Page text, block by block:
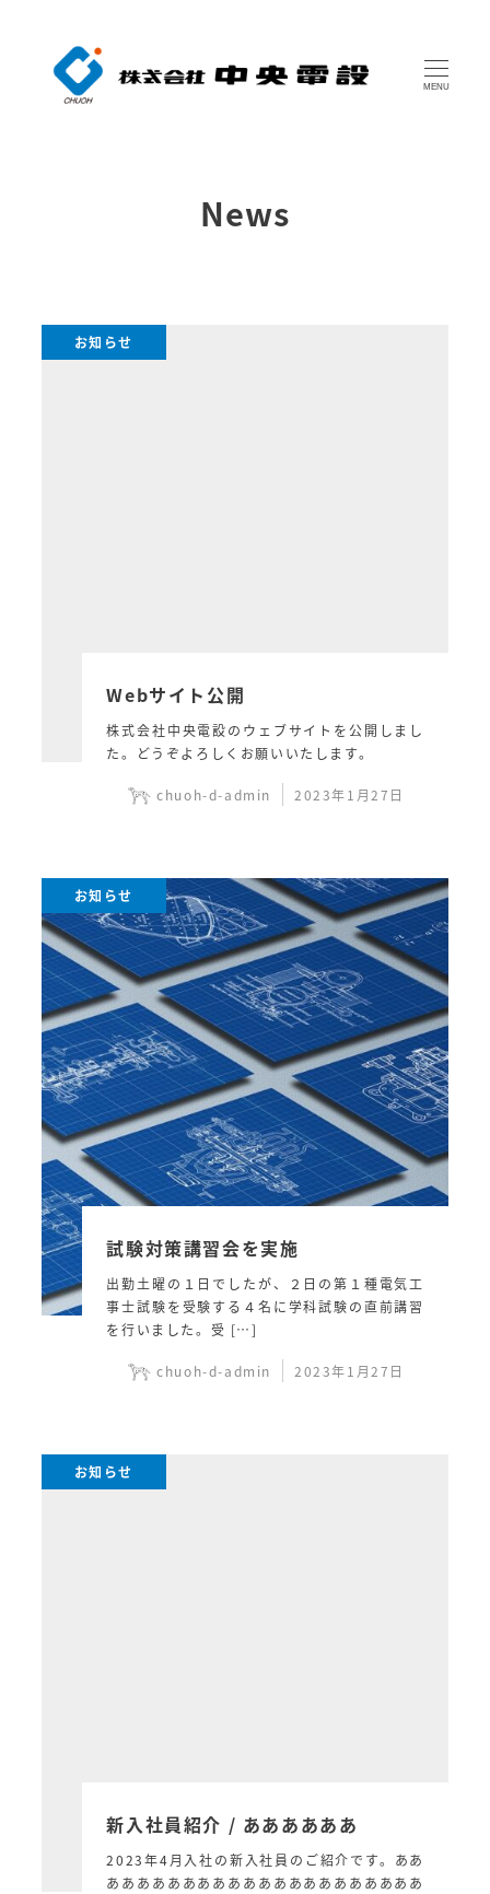
MENU
News
お知らせ
Webサイト公開
株式会社中央電設のウェブサイトを公開しまし
た。どうぞよろしくお願いいたします。
chuoh-d-admin 2023年1月27日
お知らせ
試験対策講習会を実施
出勤土曜の１日でしたが、２日の第１種電気工
事士試験を受験する４名に学科試験の直前講習
を行いました。受 […]
chuoh-d-admin 2023年1月27日
お知らせ
新入社員紹介 / ああああああ
2023年4月入社の新入社員のご紹介です。ああ
あああああああああああああああああああああ